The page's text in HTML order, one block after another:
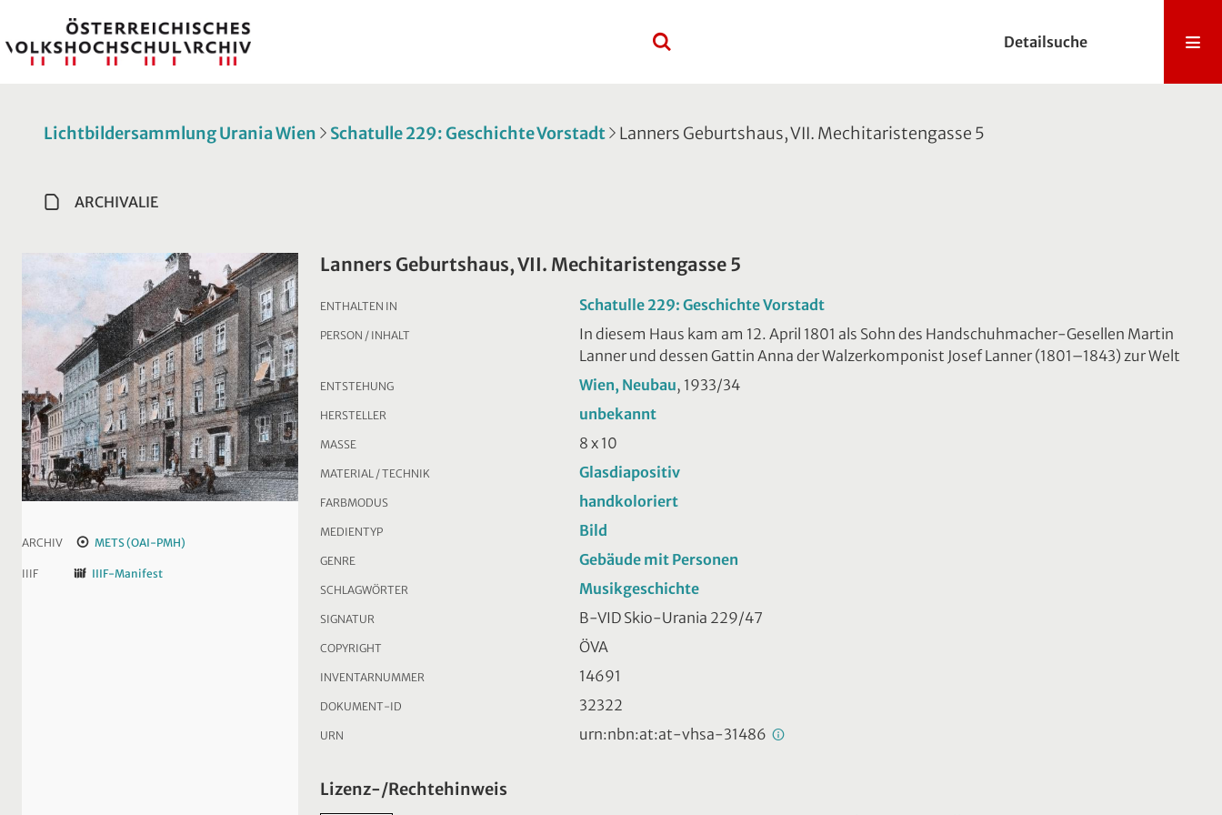
Detailsuche
Lichtbildersammlung Urania Wien Schatulle 229: Geschichte Vorstadt Lanners Geburtshaus, VII. Mechitaristengasse 5
ARCHIVALIE
ARCHIV METS (OAI-PMH)
IIIF IIIF-Manifest
Lanners Geburtshaus, VII. Mechitaristengasse 5
ENTHALTEN IN Schatulle 229: Geschichte Vorstadt
PERSON / INHALT
In diesem Haus kam am 12. April 1801 als Sohn des Handschuhmacher-Gesellen Martin
Lanner und dessen Gattin Anna der Walzerkomponist Josef Lanner (1801–1843) zur Welt
ENTSTEHUNG Wien, Neubau, 1933/34
HERSTELLER unbekannt
MASSE 8 x 10
MATERIAL / TECHNIK Glasdiapositiv
FARBMODUS handkoloriert
MEDIENTYP Bild
GENRE Gebäude mit Personen
SCHLAGWÖRTER Musikgeschichte
SIGNATUR B-VID Skio-Urania 229/47
COPYRIGHT ÖVA
INVENTARNUMMER 14691
DOKUMENT-ID 32322
URN urn:nbn:at:at-vhsa-31486
Lizenz-/Rechtehinweis